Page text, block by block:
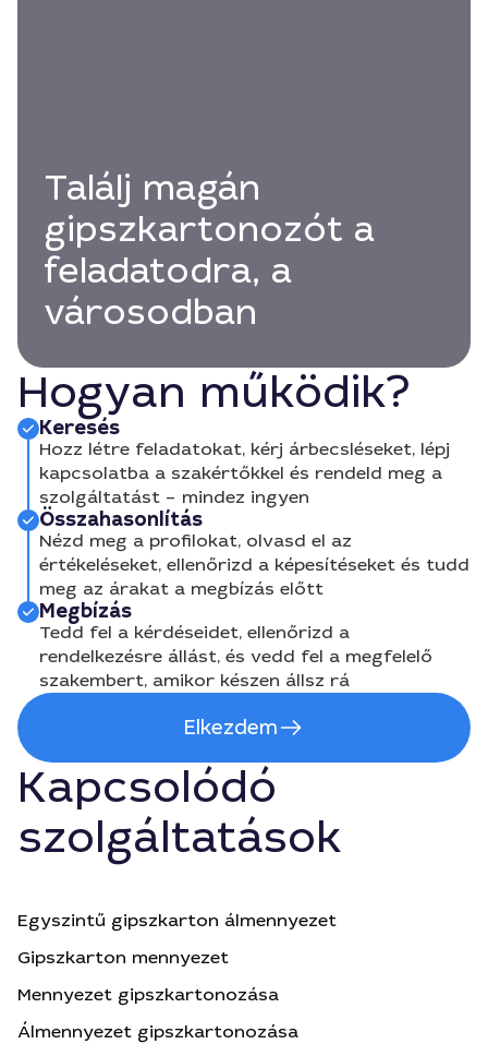
Találj magán
gipszkartonozót a
feladatodra, a
városodban
Hogyan működik?
Keresés
Hozz létre feladatokat, kérj árbecsléseket, lépj
kapcsolatba a szakértőkkel és rendeld meg a
szolgáltatást – mindez ingyen
Összahasonlítás
Nézd meg a profilokat, olvasd el az
értékeléseket, ellenőrizd a képesítéseket és tudd
meg az árakat a megbízás előtt
Megbízás
Tedd fel a kérdéseidet, ellenőrizd a
rendelkezésre állást, és vedd fel a megfelelő
szakembert, amikor készen állsz rá
Elkezdem
Kapcsolódó
szolgáltatások
Egyszintű gipszkarton álmennyezet
Gipszkarton mennyezet
Mennyezet gipszkartonozása
Álmennyezet gipszkartonozása